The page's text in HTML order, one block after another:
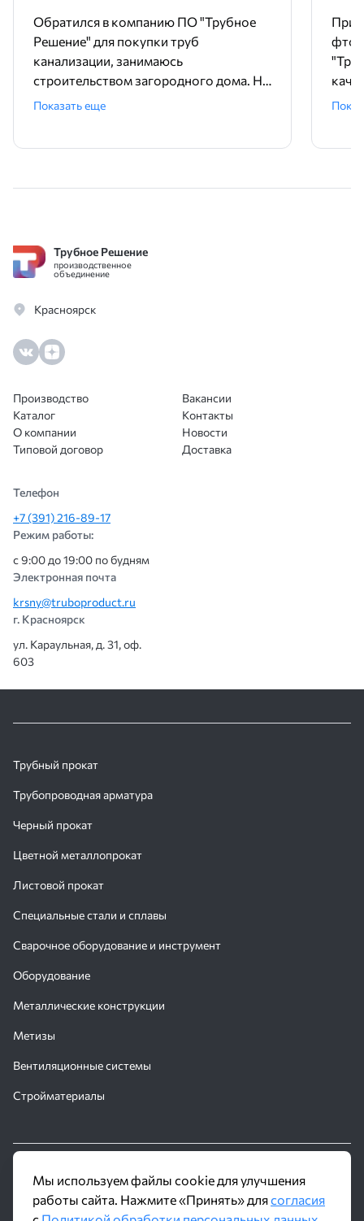
Обратился в компанию ПО "Трубное
Решение" для покупки труб
канализации, занимаюсь
строительством загородного дома. На
сайте оставил заявку, менеджер Мария
Показать еще
Трубное Решение
производственное
объединение
Красноярск
Производство
Каталог
О компании
Типовой договор
Вакансии
Контакты
Новости
Доставка
Телефон
+7 (391) 216-89-17
Режим работы:
с 9:00 до 19:00 по будням
Электронная почта
krsny@truboproduct.ru
г. Красноярск
ул. Караульная, д. 31, оф.
603
Трубный прокат
Трубопроводная арматура
Черный прокат
Цветной металлопрокат
Листовой прокат
Специальные стали и сплавы
Сварочное оборудование и инструмент
Оборудование
Металлические конструкции
Метизы
Вентиляционные системы
Стройматериалы
© 2016 - 2026 Производственное объединение «Трубное
Решение»
Мы используем файлы cookie для улучшения
работы сайта. Нажмите «Принять» длясогласия